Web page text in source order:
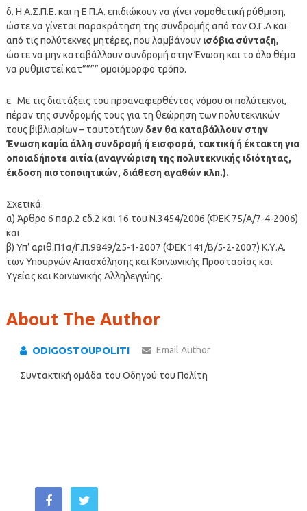
δ. Η Α.Σ.Π.Ε. και η Ε.Π.Α. επιδιώκουν να γίνει νομοθετική ρύθμιση,
ώστε να γίνεται παρακράτηση της συνδρομής από τον Ο.Γ.Α και
από τις πολύτεκνες μητέρες, που λαμβάνουν ισόβια σύνταξη,
ώστε να μην καταβάλλουν συνδρομή στην Ένωση και το όλο θέμα
να ρυθμιστεί κατ”””” ομοιόμορφο τρόπο.
ε. Με τις διατάξεις του προαναφερθέντος νόμου οι πολύτεκνοι,
πέραν της συνδρομής τους για τη θεώρηση των πολυτεκνικών
τους βιβλιαρίων – ταυτοτήτων δεν θα καταβάλλουν στην
Ένωση καμία άλλη συνδρομή ή εισφορά, τακτική ή έκτακτη για
οποιαδήποτε αιτία (αναγνώριση της πολυτεκνικής ιδιότητας,
έκδοση πιστοποιητικών, διάθεση αγαθών κλπ.).
Σχετικά:
α) Άρθρο 6 παρ.2 εδ.2 και 16 του Ν.3454/2006 (ΦΕΚ 75/Α/7-4-2006)
και
β) Υπ’ αριθ.Π1α/Γ.Π.9849/25-1-2007 (ΦΕΚ 141/Β/5-2-2007) Κ.Υ.Α.
των Υπουργών Απασχόλησης και Κοινωνικής Προστασίας και
Υγείας και Κοινωνικής Αλληλεγγύης.
About The Author
ODIGOSTOUPOLITI Email Author
Συντακτική ομάδα του Οδηγού του Πολίτη